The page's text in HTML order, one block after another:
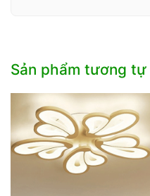
Sản phẩm tương tự